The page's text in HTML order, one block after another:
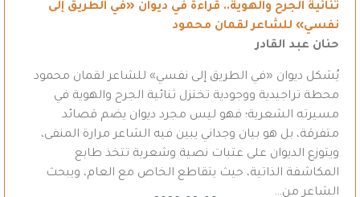
ثنائية الجرح والهوية.. قراءة في ديوان «في الطريق إلى
نفسي» للشاعر لقمان محمود
حنان عبد القادر
يُشكل ديوان «في الطريق إلى نفسي» للشاعر لقمان محمود
محطة تراجيدية ووجودية تختزل ثنائية الجرح والهوية في
مسيرته الشعرية؛ فهو ليس مجرد ديوان يضم قصائد
متفرقة، بل هو بيان وجداني يبين فيه الشاعر مرارة المنفى،
ويتوزع الديوان على عتبات نصية وشعرية تتخذ طابع
المكاشفة الذاتية، حيث يتقاطع الخاص مع العام، ويبحث
الشاعر من…